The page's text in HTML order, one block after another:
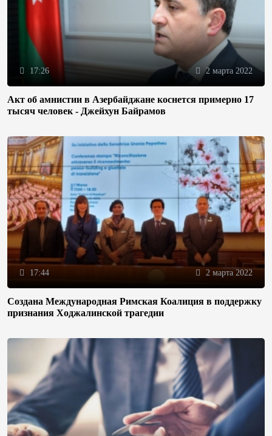
17:26 2 марта 2022
Акт об амнистии в Азербайджане коснется примерно 17
тысяч человек - Джейхун Байрамов
17:44 2 марта 2022
Создана Международная Римская Коалиция в поддержку
признания Ходжалинской трагедии